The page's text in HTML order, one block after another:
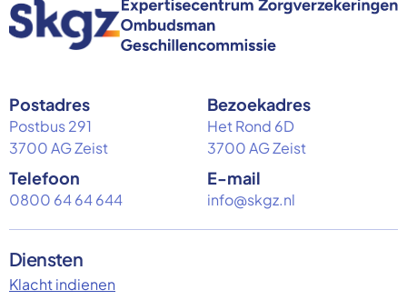
Postadres
Postbus 291
3700 AG Zeist
Bezoekadres
Het Rond 6D
3700 AG Zeist
Telefoon
0800 64 64 644
E-mail
info@skgz.nl
Diensten
Klacht indienen